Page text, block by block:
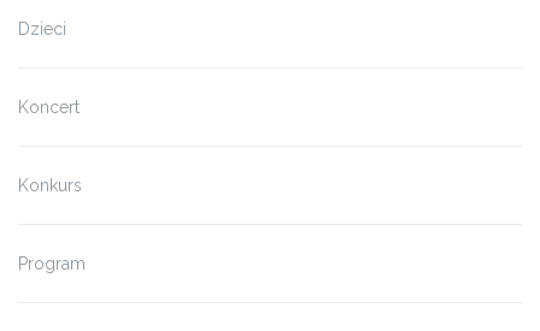
Dzieci
Koncert
Konkurs
Program